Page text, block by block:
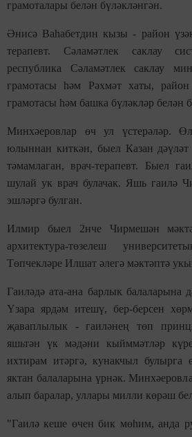
грамоталары белән бүләкләнгән.
Әнисә Ваһабетдин кызы - район
терапевт. Сәламәтлек саклау
республика Сәламәтлек саклау
грамотасы һәм Рәхмәт хаты,
грамотасы һәм башка бүләкләр белән
Минхәеровлар өч ул үстерәләр.
юлыннан киткән, быел Казан
тәмамлаган, врач-терапевт. Быел
шулай ук врач булачак. Яшь гаилә
эшләргә булган.
Илмир быел 2нче Чирмешән
архитектура-төзелеш
Төпчекләре Илшат әлегә мәктәптә
Гаиләдә ата-ана барлык балаларына
Үзара ярдәм итешү, бер-берсен
җаваплылык - гаиләнең төп
яшьтән үк мәдәни кыйммәтләр
ихтирам итәргә, кунакчыл булырга
яктан балаларына үрнәк.
алып баралар, уллары милли көрәш
"Гаилә кеше өчен бик мөһим, анда